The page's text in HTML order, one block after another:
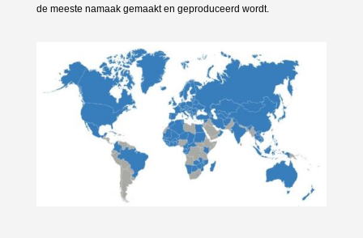
de meeste namaak gemaakt en geproduceerd wordt.